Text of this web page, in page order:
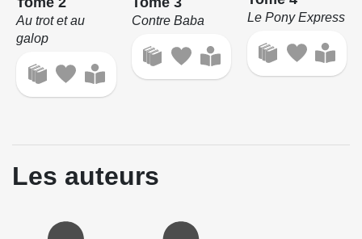
Au trot et au
galop
Contre Baba Le Pony Express
Les auteurs